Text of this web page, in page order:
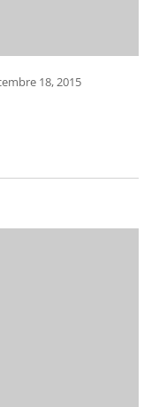
18, 2015